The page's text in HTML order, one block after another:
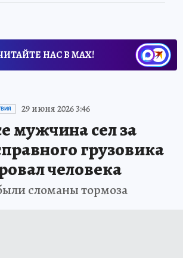
НАС В МАХ!
29 июня 2026 3:46
мужчина сел за
грузовика
человека
сломаны тормоза